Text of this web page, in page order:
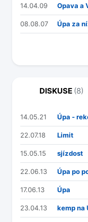
14.04.09 Opava a
08.08.07 Úpa za
DISKUSE (8)
14.05.21 Úpa -
22.07.18 Limit
15.05.15 sjízdost
22.06.13 Úpa po
17.06.13 Úpa
23.04.13 kemp na